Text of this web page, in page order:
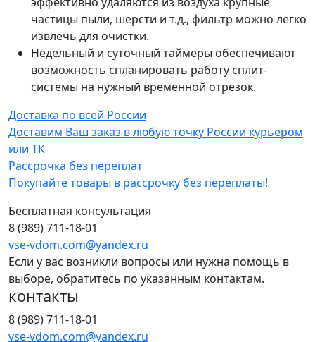
частицы пыли, шерсти и т.д., фильтр можно легко
извлечь для очистки.
Недельный и суточный таймеры обеспечивают
возможность спланировать работу сплит-
системы на нужный временной отрезок.
Доставка по всей России
Доставим Ваш заказ в любую точку России курьером
или ТК
Рассрочка без переплат
Покупайте товары в рассрочку без переплаты!
Бесплатная консультация
8 (989) 711-18-01
vse-vdom.com@yandex.ru
Если у вас возникли вопросы или нужна помощь в
выборе, обратитесь по указанным контактам.
контакты
8 (989) 711-18-01
vse-vdom.com@yandex.ru